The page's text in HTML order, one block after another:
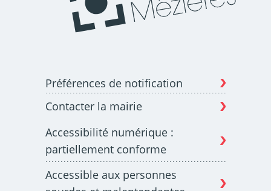
pour sourds et
malentendants
Guichet numérique des
Portail vie associative
Préférences de notification
Contacter la mairie
Accessibilité numérique :
partiellement conforme
Accessible aux personnes